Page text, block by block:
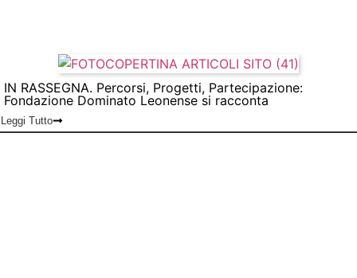
IN RASSEGNA. Percorsi, Progetti, Partecipazione:
Fondazione Dominato Leonense si racconta
Leggi Tutto